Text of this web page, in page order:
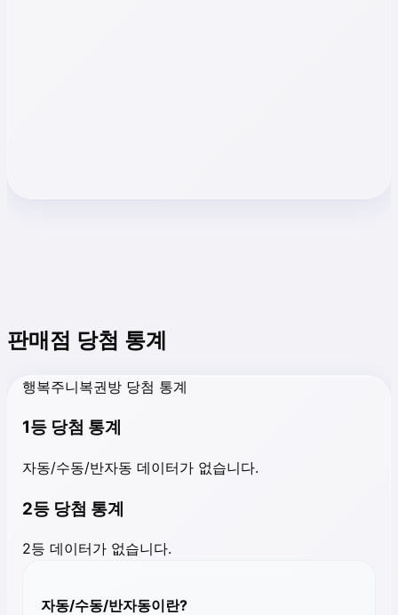
판매점 당첨 통계
행복주니복권방 당첨 통계
1등 당첨 통계
자동/수동/반자동 데이터가 없습니다.
2등 당첨 통계
2등 데이터가 없습니다.
자동/수동/반자동이란?